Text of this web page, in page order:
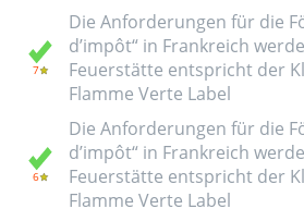
Die Anforderungen für die
d’impôt“ in Frankreich
Feuerstätte entspricht der
Flamme Verte Label
Die Anforderungen für die
d’impôt“ in Frankreich
Feuerstätte entspricht der
Flamme Verte Label